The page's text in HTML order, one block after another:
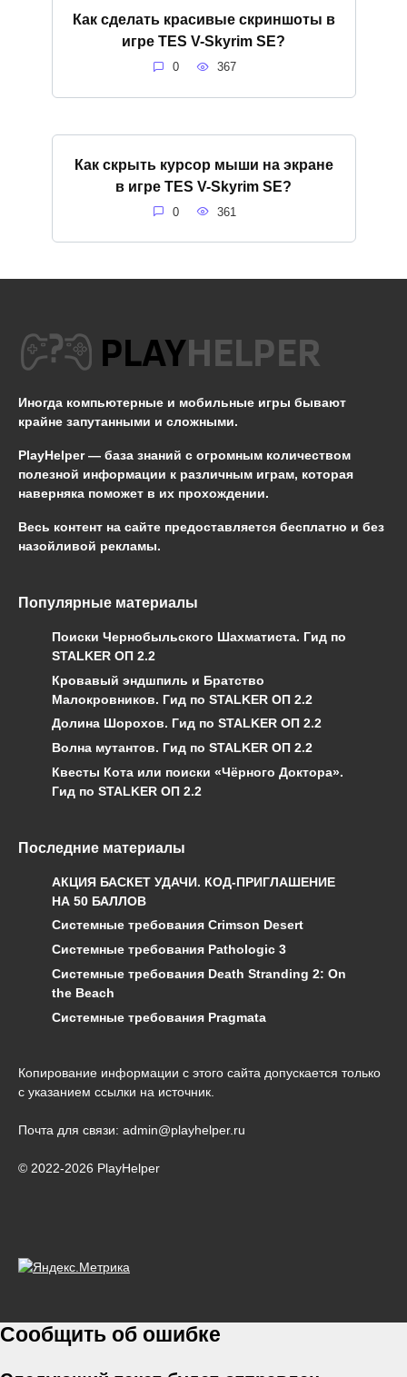
Как сделать красивые скриншоты в
игре ТES V-Skyrim SE?
0 367
Как скрыть курсор мыши на экране
в игре ТES V-Skyrim SE?
0 361
Иногда компьютерные и мобильные игры бывают
крайне запутанными и сложными.
PlayHelper — база знаний с огромным количеством
полезной информации к различным играм, которая
наверняка поможет в их прохождении.
Весь контент на сайте предоставляется бесплатно и без
назойливой рекламы.
Популярные материалы
Поиски Чернобыльского Шахматиста. Гид по
STALKER ОП 2.2
Кровавый эндшпиль и Братство
Малокровников. Гид по STALKER ОП 2.2
Долина Шорохов. Гид по STALKER ОП 2.2
Волна мутантов. Гид по STALKER ОП 2.2
Квесты Кота или поиски «Чёрного Доктора».
Гид по STALKER ОП 2.2
Последние материалы
АКЦИЯ БАСКЕТ УДАЧИ. КОД-ПРИГЛАШЕНИЕ
НА 50 БАЛЛОВ
Системные требования Crimson Desert
Системные требования Pathologic 3
Системные требования Death Stranding 2: On
the Beach
Системные требования Pragmata
Копирование информации с этого сайта допускается только
с указанием ссылки на источник.
Почта для связи: admin@playhelper.ru
© 2022-2026 PlayHelper
Сообщить об ошибке